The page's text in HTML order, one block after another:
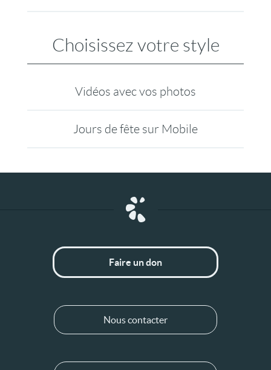
Choisissez votre style
Vidéos avec vos photos
Jours de fête sur Mobile
Faire un don
Nous contacter